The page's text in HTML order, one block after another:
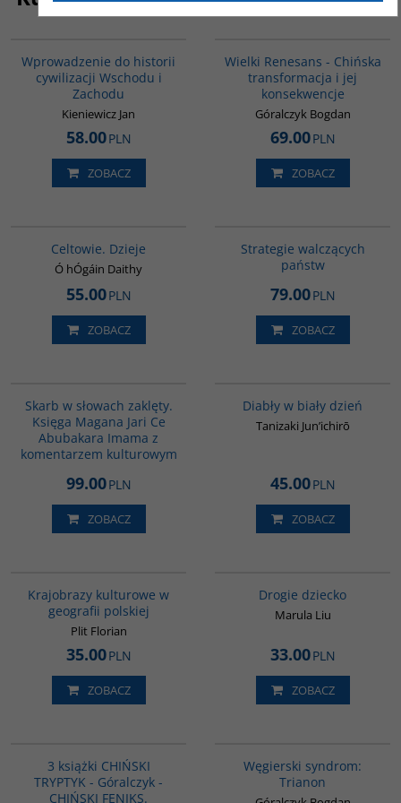
Wprowadzenie do historii
cywilizacji Wschodu i
Zachodu
Kieniewicz Jan
58.00PLN
ZOBACZ
Wielki Renesans - Chińska
transformacja i jej
konsekwencje
Góralczyk Bogdan
69.00PLN
ZOBACZ
Celtowie. Dzieje
Ó hÓgáin Daithy
55.00PLN
ZOBACZ
Strategie walczących
państw
79.00PLN
ZOBACZ
Skarb w słowach zaklęty.
Księga Magana Jari Ce
Abubakara Imama z
komentarzem kulturowym
99.00PLN
ZOBACZ
Diabły w biały dzień
Tanizaki Jun’ichirō
45.00PLN
ZOBACZ
Krajobrazy kulturowe w
geografii polskiej
Plit Florian
35.00PLN
ZOBACZ
Drogie dziecko
Marula Liu
33.00PLN
ZOBACZ
3 książki CHIŃSKI
TRYPTYK - Góralczyk -
CHIŃSKI FENIKS.
Węgierski syndrom:
Trianon